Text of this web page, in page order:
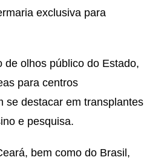
exclusiva para
olhos público do Estado,
para centros
se destacar em transplantes
e pesquisa.
bem como do Brasil,